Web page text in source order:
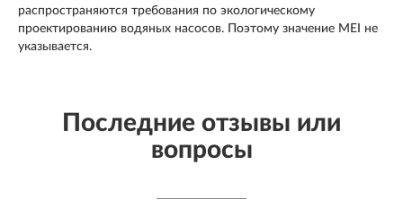
распространяются требования по экологическому
проектированию водяных насосов. Поэтому значение MEI не
указывается.
Последние отзывы или
вопросы